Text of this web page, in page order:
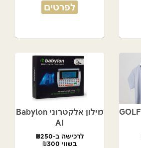
לפרטים
7 חולצות בית ספרGOLF
מילון אלקטרוני Babylon
AI
לרכישה ב-₪250
בשווי ₪300